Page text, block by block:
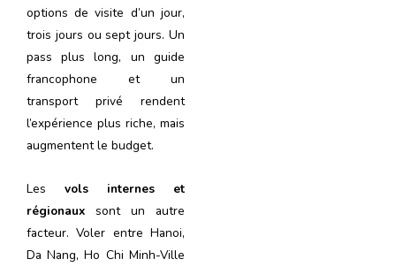
options de visite d’un jour,
trois jours ou sept jours. Un
pass plus long, un guide
francophone et un
transport privé rendent
l’expérience plus riche, mais
augmentent le budget.
Les vols internes et
régionaux sont un autre
facteur. Voler entre Hanoi,
Da Nang, Ho Chi Minh-Ville